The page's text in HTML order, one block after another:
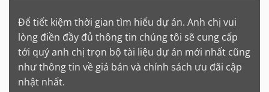
Để tiết kiệm thời gian tìm hiểu dự án. Anh chị vui
lòng điền đầy đủ thông tin chúng tôi sẽ cung cấp
tới quý anh chị trọn bộ tài liệu dự án mới nhất cũng
như thông tin về giá bán và chính sách ưu đãi cập
nhật nhất.